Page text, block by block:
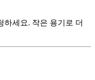
하세요. 작은 용기로 더